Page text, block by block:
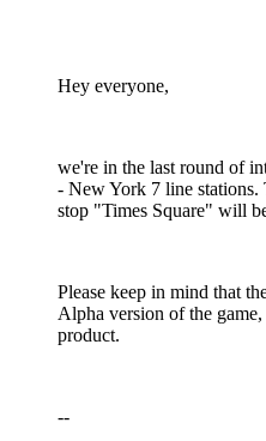
Hey everyone,
we're in the last round of
- New York 7 line stations.
stop "Times Square" will
Please keep in mind that
Alpha version of the
product.
--